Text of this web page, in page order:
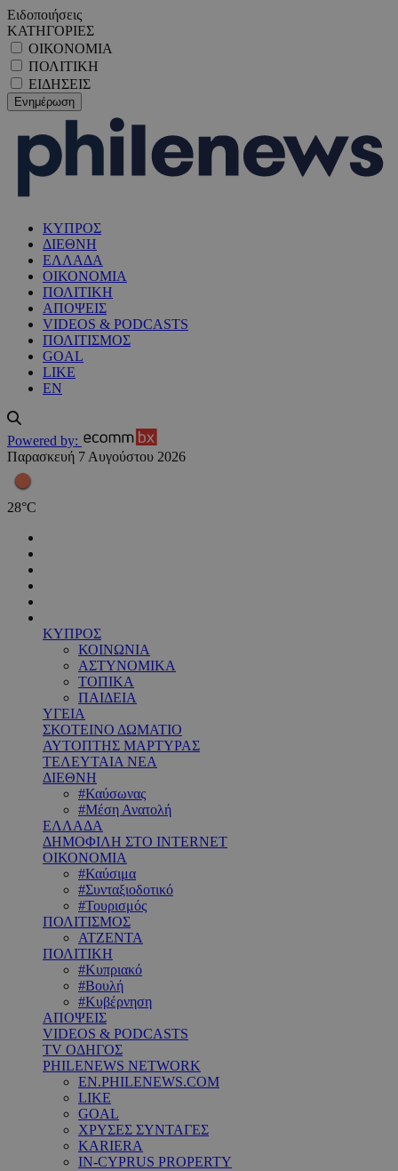
Ειδοποιήσεις
ΚΑΤΗΓΟΡΙΕΣ
ΟΙΚΟΝΟΜΙΑ
ΠΟΛΙΤΙΚΗ
ΕΙΔΗΣΕΙΣ
ΚΥΠΡΟΣ
ΔΙΕΘΝΗ
ΕΛΛΑΔΑ
ΟΙΚΟΝΟΜΙΑ
ΠΟΛΙΤΙΚΗ
ΑΠΟΨΕΙΣ
VIDEOS & PODCASTS
ΠΟΛΙΤΙΣΜΟΣ
GOAL
LIKE
EN
Powered by:
Παρασκευή 7 Αυγούστου 2026
28°C
ΚΥΠΡΟΣ
ΚΟΙΝΩΝΙΑ
ΑΣΤΥΝΟΜΙΚΑ
ΤΟΠΙΚΑ
ΠΑΙΔΕΙΑ
ΥΓΕΙΑ
ΣΚΟΤΕΙΝΟ ΔΩΜΑΤΙΟ
ΑΥΤΟΠΤΗΣ ΜΑΡΤΥΡΑΣ
ΤΕΛΕΥΤΑΙΑ ΝΕΑ
ΔΙΕΘΝΗ
#Καύσωνας
#Μέση Ανατολή
ΕΛΛΑΔΑ
ΔΗΜΟΦΙΛΗ ΣΤΟ INTERNET
ΟΙΚΟΝΟΜΙΑ
#Καύσιμα
#Συνταξιοδοτικό
#Τουρισμός
ΠΟΛΙΤΙΣΜΟΣ
ΑΤΖΕΝΤΑ
ΠΟΛΙΤΙΚΗ
#Κυπριακό
#Βουλή
#Κυβέρνηση
ΑΠΟΨΕΙΣ
VIDEOS & PODCASTS
TV ΟΔΗΓΟΣ
PHILENEWS NETWORK
EN.PHILENEWS.COM
LIKE
GOAL
ΧΡΥΣΕΣ ΣΥΝΤΑΓΕΣ
KARIERA
IN-CYPRUS PROPERTY